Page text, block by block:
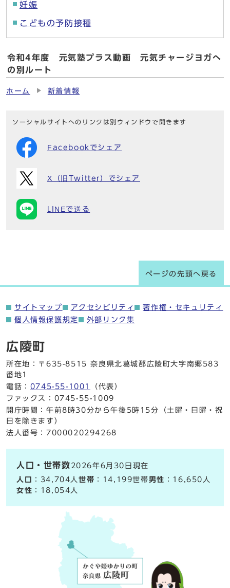
妊娠
こどもの予防接種
令和4年度 元気塾プラス動画 元気チャージヨガへ
の別ルート
ホーム 新着情報
ソーシャルサイトへのリンクは別ウィンドウで開きます
Facebookでシェア
X（旧Twitter）でシェア
LINEで送る
ページの先頭へ戻る
サイトマップ アクセシビリティ
著作権・セキュリティ
個人情報保護規定
外部リンク集
広陵町
所在地：〒635-8515 奈良県北葛城郡広陵町大字南郷583
番地1
電話： 0745-55-1001
（代表）
ファックス：0745-55-1009
開庁時間：午前8時30分から午後5時15分（土曜・日曜・祝
日を除きます）
法人番号：7000020294268
人口・世帯数 2026年6月30日現在
人口
：34,704人世帯 ：14,199世帯男性 ：16,650人
女性 ：18,054人